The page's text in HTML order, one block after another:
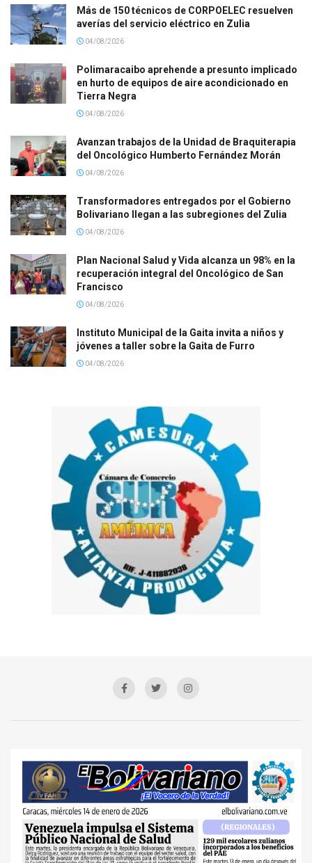
Más de 150 técnicos de CORPOELEC resuelven
averías del servicio eléctrico en Zulia
04/08/2026
Polimaracaibo aprehende a presunto implicado
en hurto de equipos de aire acondicionado en
Tierra Negra
04/08/2026
Avanzan trabajos de la Unidad de Braquiterapia
del Oncológico Humberto Fernández Morán
04/08/2026
Transformadores entregados por el Gobierno
Bolivariano llegan a las subregiones del Zulia
04/08/2026
Plan Nacional Salud y Vida alcanza un 98% en la
recuperación integral del Oncológico de San
Francisco
04/08/2026
Instituto Municipal de la Gaita invita a niños y
jóvenes a taller sobre la Gaita de Furro
04/08/2026